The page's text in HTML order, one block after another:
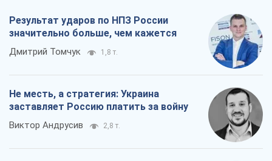
Результат ударов по НПЗ России
значительно больше, чем кажется
Дмитрий Томчук 1,8 т.
Не месть, а стратегия: Украина
заставляет Россию платить за войну
Виктор Андрусив 2,8 т.